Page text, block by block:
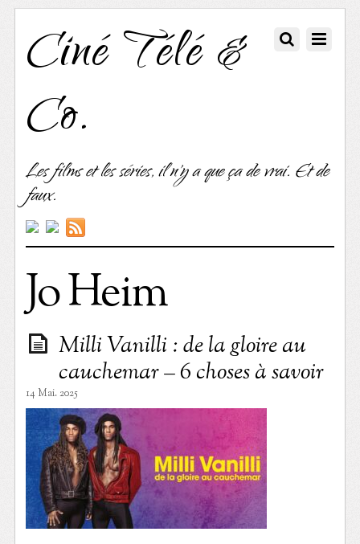
Ciné Télé &
Co.
Les films et les séries, il n'y a que ça de vrai. Et de
faux.
Jo Heim
Milli Vanilli : de la gloire au
cauchemar – 6 choses à savoir
14 Mai. 2025